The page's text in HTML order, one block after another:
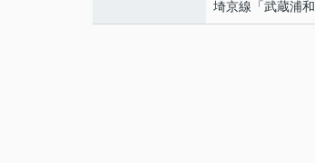
埼京線 「武蔵浦和